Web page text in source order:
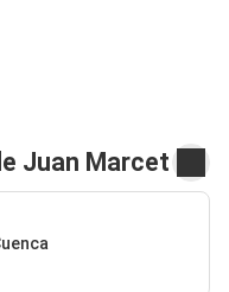
Juan Marcet